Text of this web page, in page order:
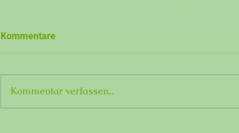
Becki Markt vom 4. Juli 2026
Kommentare
Kommentar verfassen...